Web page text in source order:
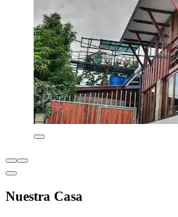
Nuestra Casa